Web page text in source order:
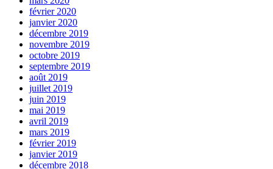
février 2020
janvier 2020
décembre 2019
novembre 2019
octobre 2019
septembre 2019
août 2019
juillet 2019
juin 2019
mai 2019
avril 2019
mars 2019
février 2019
janvier 2019
décembre 2018